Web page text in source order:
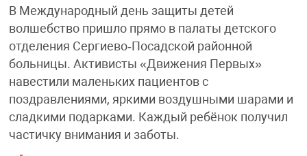
В Международный день защиты детей
волшебство пришло прямо в палаты детского
отделения Сергиево‑Посадской районной
больницы. Активисты «Движения Первых»
навестили маленьких пациентов с
поздравлениями, яркими воздушными шарами и
сладкими подарками. Каждый ребёнок получил
частичку внимания и заботы.